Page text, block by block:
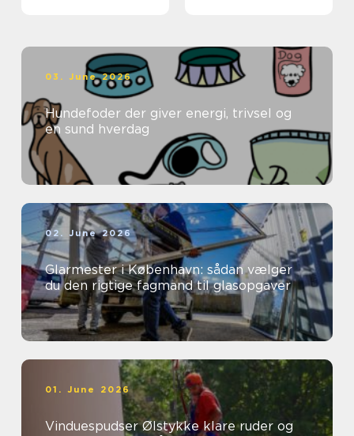
03. June 2026
Hundefoder der giver energi, trivsel og
en sund hverdag
02. June 2026
Glarmester i København: sådan vælger
du den rigtige fagmand til glasopgaver
01. June 2026
Vinduespudser Ølstykke klare ruder og